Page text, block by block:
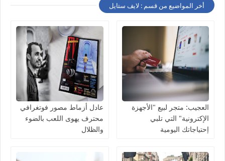
أخر المواضيع من قسم : لايف ستايل
العجيب: متجر لبيع "الأجهزة
الإكترونية" التي تلبي
إحتياجاتك اليومية
عادل أزماط مصور فوتغرافي
محترف يهوى اللعب بالضوء
والظلال